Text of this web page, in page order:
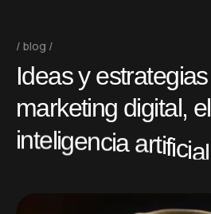
blog
Ideas y estrategias
marketing digital, el
inteligencia artificial